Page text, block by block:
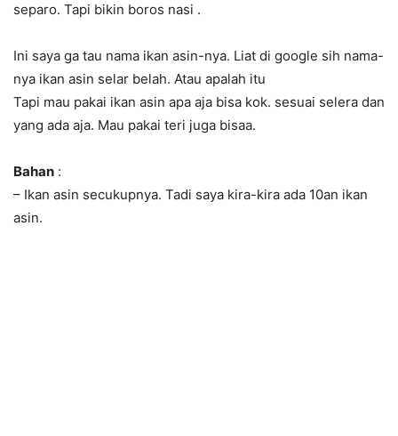
separo. Tapi bikin boros nasi .
Ini saya ga tau nama ikan asin-nya. Liat di google sih nama-
nya ikan asin selar belah. Atau apalah itu
Tapi mau pakai ikan asin apa aja bisa kok. sesuai selera dan
yang ada aja. Mau pakai teri juga bisaa.
Bahan :
– Ikan asin secukupnya. Tadi saya kira-kira ada 10an ikan
asin.